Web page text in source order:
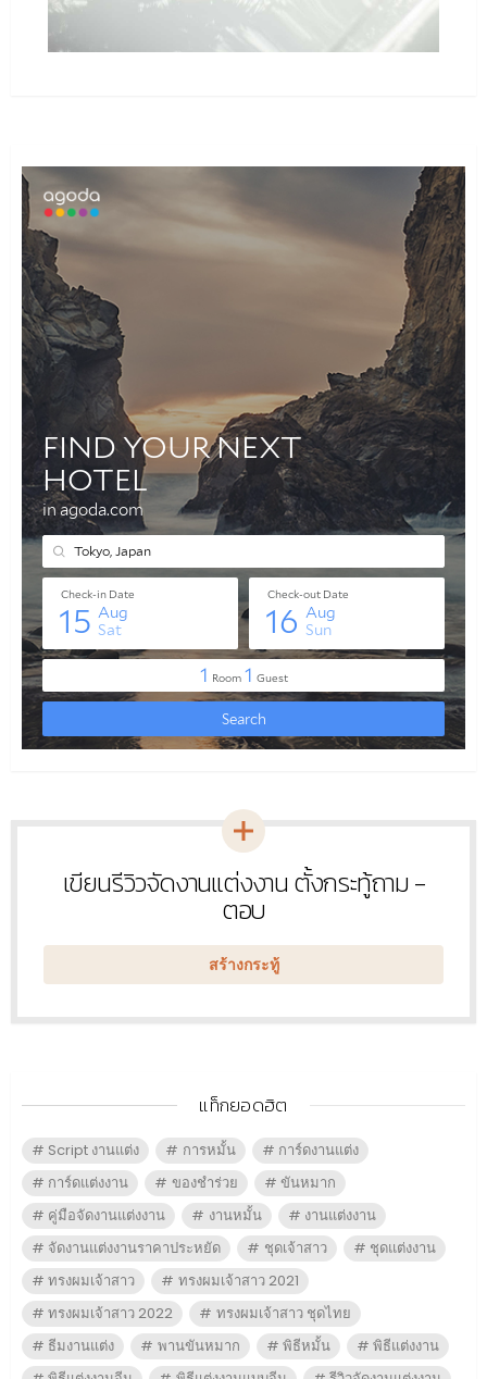
หัวข้อ
ใหม่เขียนรีวิวจัดงานแต่งงาน ตั้งกระทู้ถาม -
ตอบ
สร้างกระทู้
แท็กยอดฮิต
Script งานแต่ง การหมั้น
การ์ดงานแต่ง
การ์ดแต่งงาน
ของชำร่วย
ขันหมาก
คู่มือจัดงานแต่งงาน
งานหมั้น
งานแต่งงาน
จัดงานแต่งงานราคาประหยัด
ชุดเจ้าสาว
ชุดแต่งงาน
ทรงผมเจ้าสาว
ทรงผมเจ้าสาว 2021
ทรงผมเจ้าสาว 2022
ทรงผมเจ้าสาว ชุดไทย
ธีมงานแต่ง
พานขันหมาก พิธีหมั้น
พิธีแต่งงาน